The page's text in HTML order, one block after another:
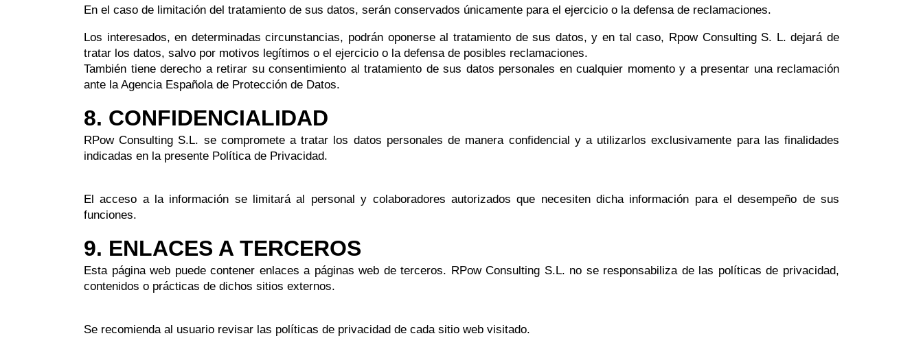
En el caso de limitación del tratamiento de sus datos, serán conservados únicamente para el ejercicio o la defensa de reclamaciones.
Los interesados, en determinadas circunstancias, podrán oponerse al tratamiento de sus datos, y en tal caso, Rpow Consulting S. L. dejará de
tratar los datos, salvo por motivos legítimos o el ejercicio o la defensa de posibles reclamaciones.
También tiene derecho a retirar su consentimiento al tratamiento de sus datos personales en cualquier momento y a presentar una reclamación
ante la Agencia Española de Protección de Datos.
8. CONFIDENCIALIDAD
RPow Consulting S.L. se compromete a tratar los datos personales de manera confidencial y a utilizarlos exclusivamente para las finalidades
indicadas en la presente Política de Privacidad.
El acceso a la información se limitará al personal y colaboradores autorizados que necesiten dicha información para el desempeño de sus
funciones.
9. ENLACES A TERCEROS
Esta página web puede contener enlaces a páginas web de terceros. RPow Consulting S.L. no se responsabiliza de las políticas de privacidad,
contenidos o prácticas de dichos sitios externos.
Se recomienda al usuario revisar las políticas de privacidad de cada sitio web visitado.